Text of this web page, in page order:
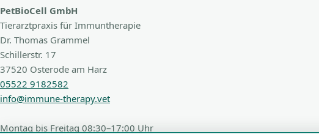
PetBioCell GmbH
Tierarztpraxis für Immuntherapie
Dr. Thomas Grammel
Schillerstr. 17
37520 Osterode am Harz
05522 9182582
info@immune-therapy.vet
Montag bis Freitag 08:30–17:00 Uhr